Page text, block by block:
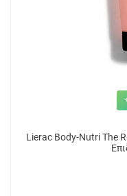
Lierac Body-Nutri The